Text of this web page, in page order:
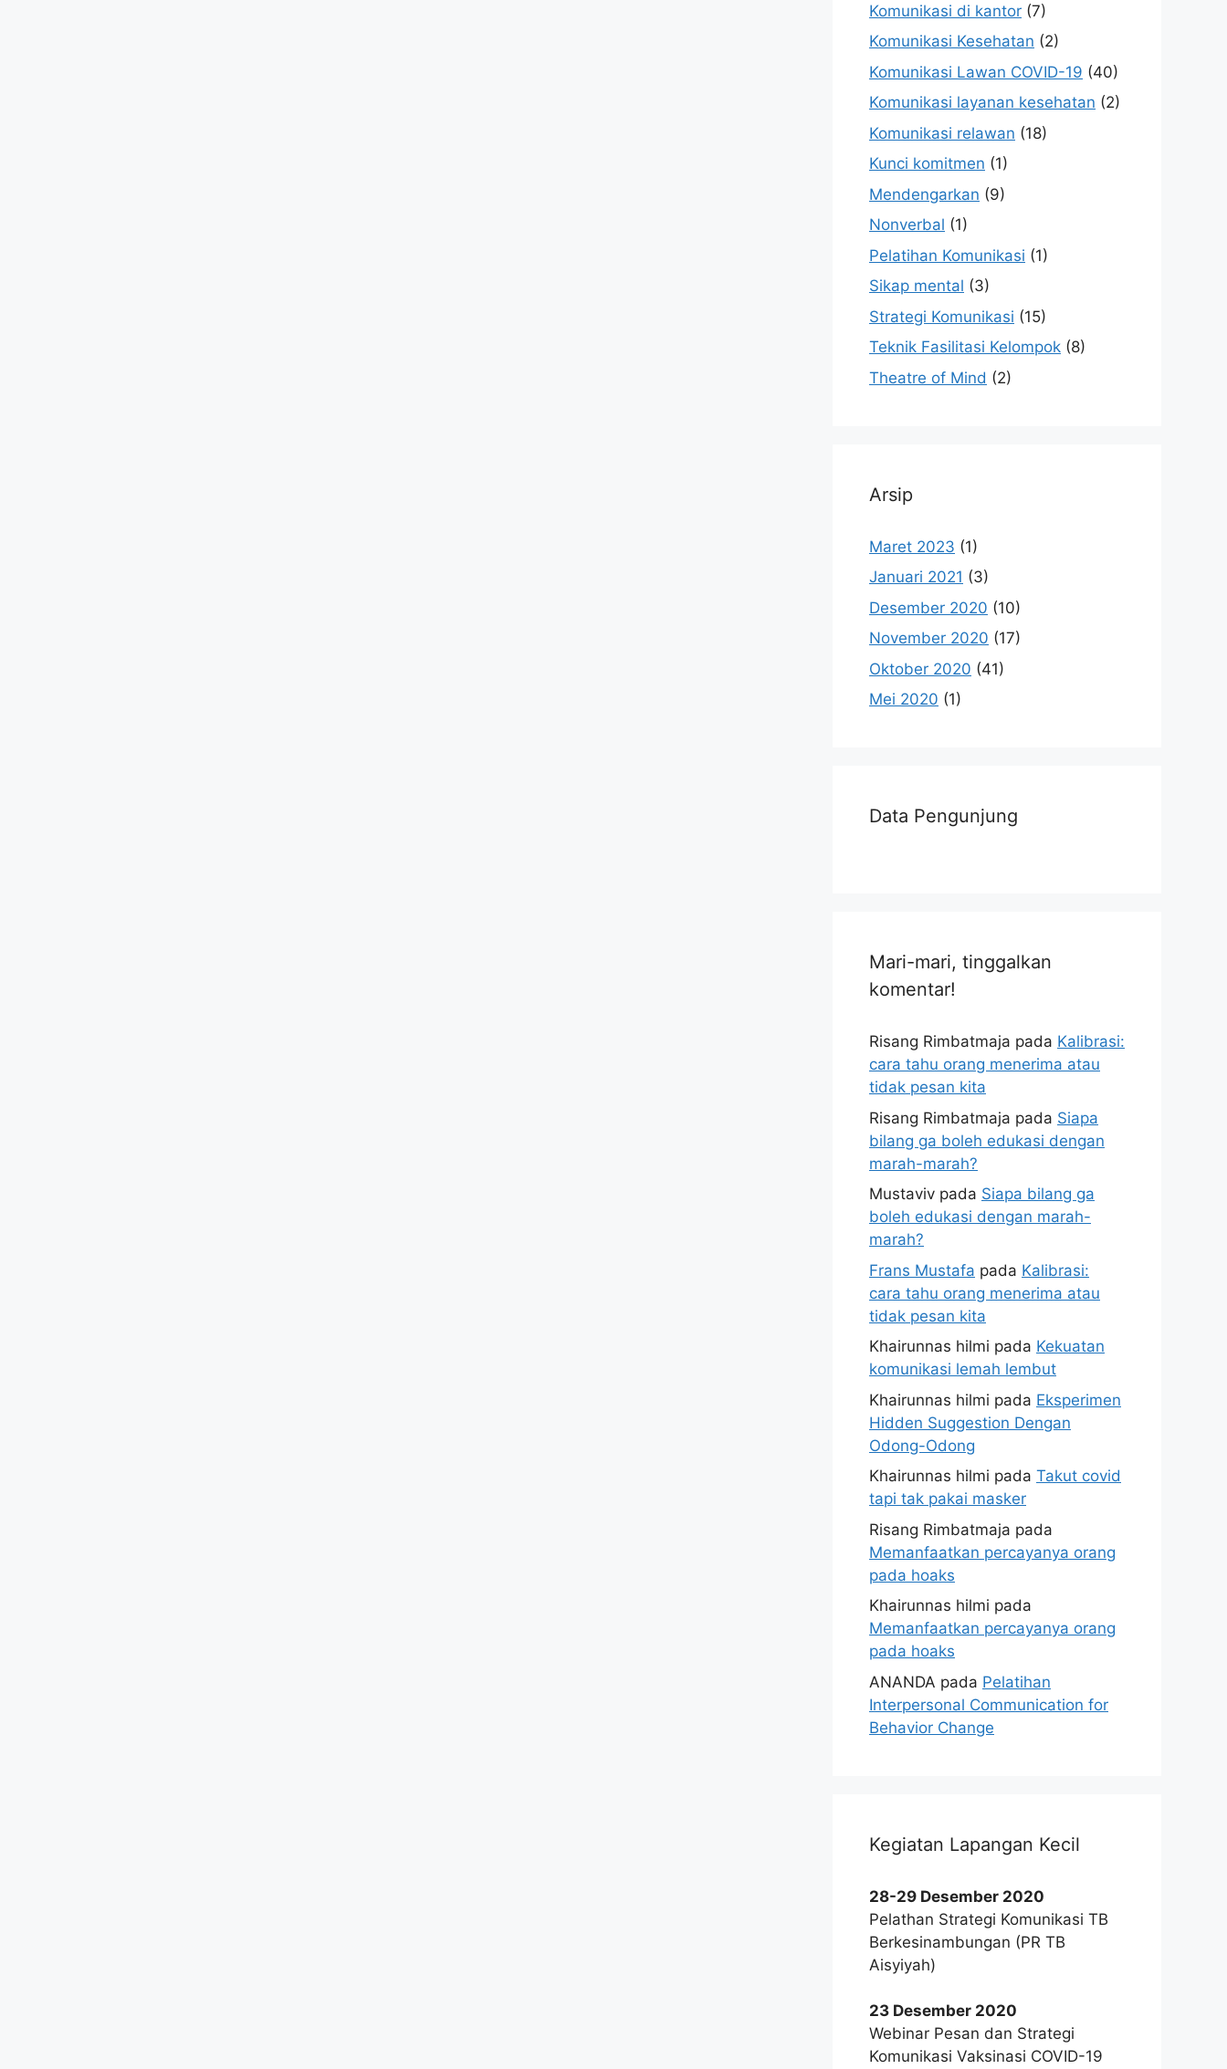
Komunikasi di kantor (7)
Komunikasi Kesehatan (2)
Komunikasi Lawan COVID-19 (40)
Komunikasi layanan kesehatan (2)
Komunikasi relawan (18)
Kunci komitmen (1)
Mendengarkan (9)
Nonverbal (1)
Pelatihan Komunikasi (1)
Sikap mental (3)
Strategi Komunikasi (15)
Teknik Fasilitasi Kelompok (8)
Theatre of Mind (2)
Arsip
Maret 2023 (1)
Januari 2021 (3)
Desember 2020 (10)
November 2020 (17)
Oktober 2020 (41)
Mei 2020 (1)
Data Pengunjung
Mari-mari, tinggalkan
komentar!
Risang Rimbatmaja pada Kalibrasi:
cara tahu orang menerima atau
tidak pesan kita
Risang Rimbatmaja pada Siapa
bilang ga boleh edukasi dengan
marah-marah?
Mustaviv pada Siapa bilang ga
boleh edukasi dengan marah-
marah?
Frans Mustafa pada Kalibrasi:
cara tahu orang menerima atau
tidak pesan kita
Khairunnas hilmi pada Kekuatan
komunikasi lemah lembut
Khairunnas hilmi pada Eksperimen
Hidden Suggestion Dengan
Odong-Odong
Khairunnas hilmi pada Takut covid
tapi tak pakai masker
Risang Rimbatmaja pada
Memanfaatkan percayanya orang
pada hoaks
Khairunnas hilmi pada
Memanfaatkan percayanya orang
pada hoaks
ANANDA pada Pelatihan
Interpersonal Communication for
Behavior Change
Kegiatan Lapangan Kecil
28-29 Desember 2020
Pelathan Strategi Komunikasi TB
Berkesinambungan (PR TB
Aisyiyah)
23 Desember 2020
Webinar Pesan dan Strategi
Komunikasi Vaksinasi COVID-19